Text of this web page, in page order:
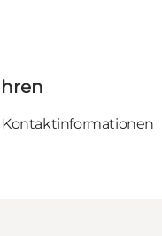
Kontaktinformationen